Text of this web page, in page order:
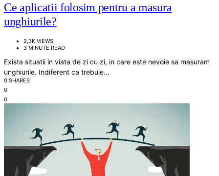
Ce aplicatii folosim pentru a masura
unghiurile?
2,3K VIEWS
3 MINUTE READ
Exista situatii in viata de zi cu zi, in care este nevoie sa masuram
unghiurile. Indiferent ca trebuie…
0 SHARES
0
0